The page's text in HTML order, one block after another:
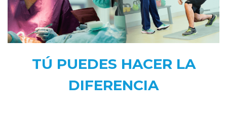
TÚ PUEDES HACER LA
DIFERENCIA